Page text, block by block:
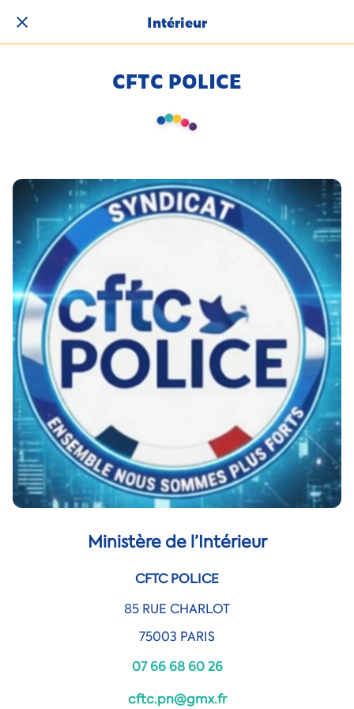
Intérieur
CFTC POLICE
Ministère de l’Intérieur
CFTC POLICE
85 RUE CHARLOT
75003 PARIS
07 66 68 60 26
cftc.pn@gmx.fr